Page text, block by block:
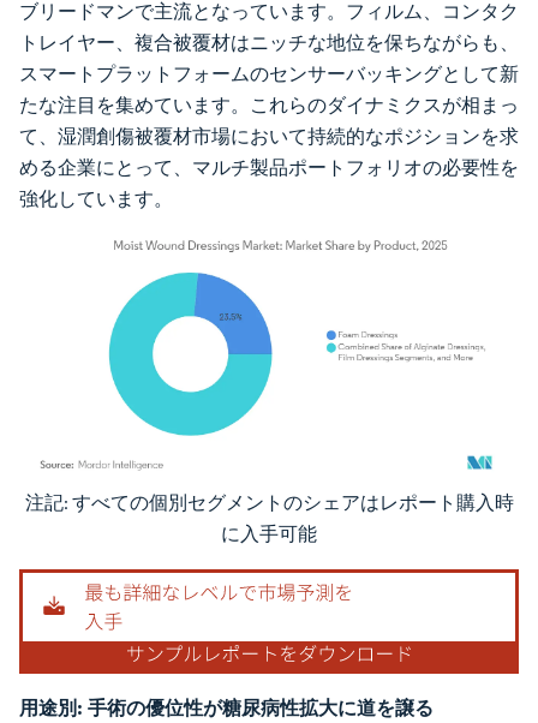
ブリードマンで主流となっています。フィルム、コンタク
トレイヤー、複合被覆材はニッチな地位を保ちながらも、
スマートプラットフォームのセンサーバッキングとして新
たな注目を集めています。これらのダイナミクスが相まっ
て、湿潤創傷被覆材市場において持続的なポジションを求
める企業にとって、マルチ製品ポートフォリオの必要性を
強化しています。
画像 © Mordor Intelligence。再利用にはCC BY 4.0の表示が必要です。
注記: すべての個別セグメントのシェアはレポート購入時
に入手可能
用途別: 手術の優位性が糖尿病性拡大に道を譲る